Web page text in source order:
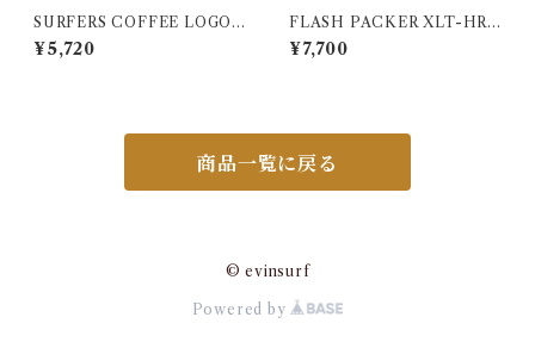
SURFERS COFFEE LOGO
BEANIE
¥5,720
FLASH PACKER XLT-HRT
（Dry Silky Cotton®ロング
スリーブTシャツ）BLACK
¥7,700
商品一覧に戻る
© evinsurf
Powered by